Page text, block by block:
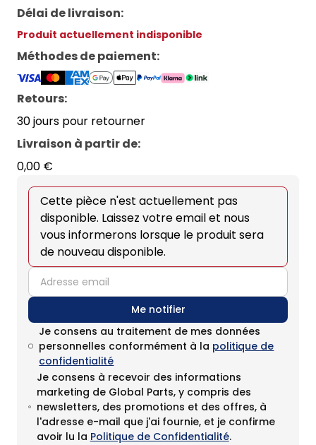
Délai de livraison:
Produit actuellement indisponible
Méthodes de paiement:
Retours:
30 jours pour retourner
Livraison à partir de:
0,00 €
Cette pièce n'est actuellement pas
disponible. Laissez votre email et nous
vous informerons lorsque le produit sera
de nouveau disponible.
email
Me notifier
Je consens au traitement de mes données
personnelles conformément à la politique de
confidentialité
Je consens à recevoir des informations
marketing de Global Parts, y compris des
newsletters, des promotions et des offres, à
l'adresse e-mail que j'ai fournie, et je confirme
avoir lu la Politique de Confidentialité.